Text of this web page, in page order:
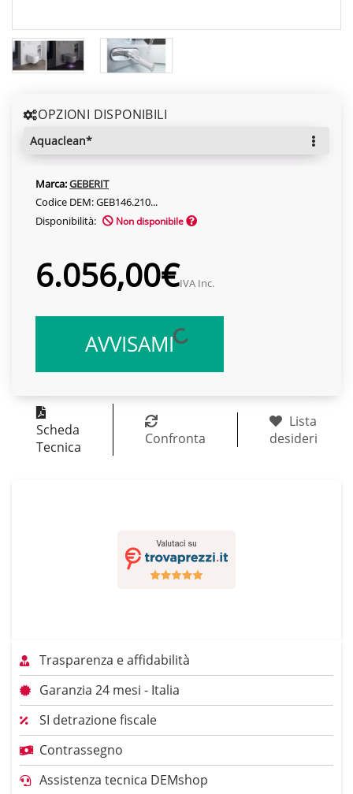
OPZIONI DISPONIBILI
aquaclean*
Marca:GEBERIT
Codice DEM: GEB146.210...
Disponibilità:
Non disponibile
6.056,00€IVA Inc.
AVVISAMI
Scheda
Tecnica
Confronta
Lista
desideri
Trasparenza e affidabilità
Garanzia 24 mesi - Italia
SI detrazione fiscale
Contrassegno
Assistenza tecnica DEMshop